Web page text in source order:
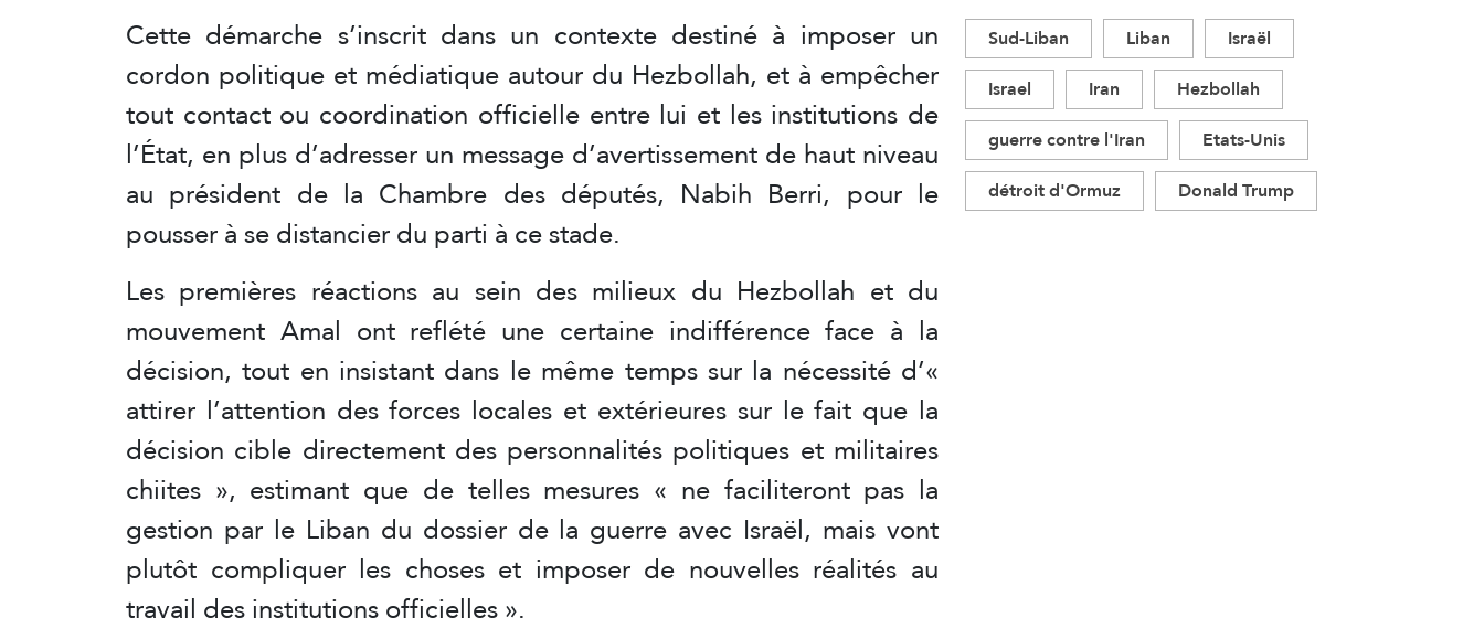
Cette démarche s’inscrit dans un contexte destiné à imposer un
cordon politique et médiatique autour du Hezbollah, et à empêcher
tout contact ou coordination officielle entre lui et les institutions de
l’État, en plus d’adresser un message d’avertissement de haut niveau
au président de la Chambre des députés, Nabih Berri, pour le
pousser à se distancier du parti à ce stade.
Les premières réactions au sein des milieux du Hezbollah et du
mouvement Amal ont reflété une certaine indifférence face à la
décision, tout en insistant dans le même temps sur la nécessité d’«
attirer l’attention des forces locales et extérieures sur le fait que la
décision cible directement des personnalités politiques et militaires
chiites », estimant que de telles mesures « ne faciliteront pas la
gestion par le Liban du dossier de la guerre avec Israël, mais vont
plutôt compliquer les choses et imposer de nouvelles réalités au
travail des institutions officielles ».
Sud-Liban Liban
Israël
Israel
Iran
Hezbollah
guerre contre l'Iran
Etats-Unis
détroit d'Ormuz
Donald Trump